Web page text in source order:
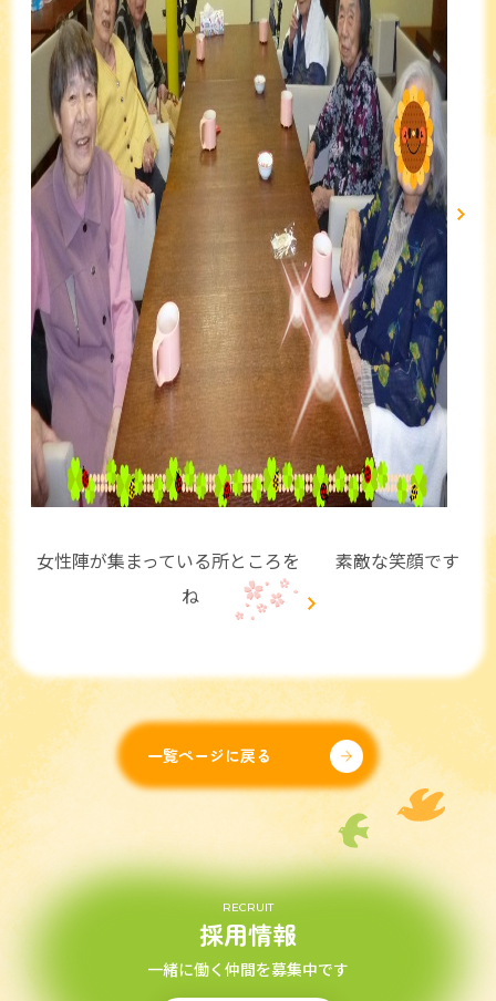
女性陣が集まっている所ところを 素敵な笑顔です
ね
一覧ページに戻る
RECRUIT
採用情報
一緒に働く仲間を募集中です